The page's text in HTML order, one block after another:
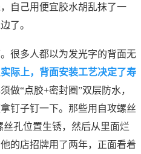
自己用便宜胶水胡乱抹了一
了。
很多人都以为发光字的背面无
实际上，背面安装工艺决定了寿
做“点胶+密封圈”双层防水，
钉子钉一下。那些用自攻螺丝
丝孔位置生锈，然后从里面烂
的店招牌用了两年，正面看着